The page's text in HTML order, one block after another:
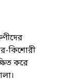
কিশোরী
করে